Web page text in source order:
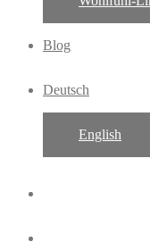
Blog
Deutsch
English